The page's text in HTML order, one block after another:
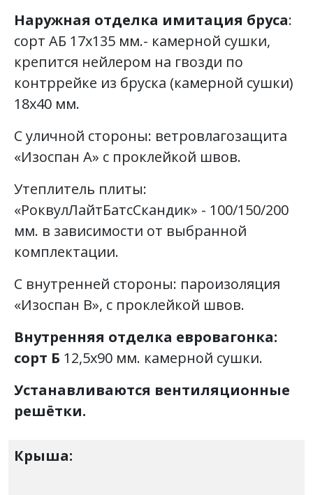
Наружная отделка имитация бруса:
сорт АБ 17х135 мм.- камерной сушки,
крепится нейлером на гвозди по
контррейке из бруска (камерной сушки)
18х40 мм.
С уличной стороны: ветровлагозащита
«Изоспан А» с проклейкой швов.
Утеплитель плиты:
«РоквулЛайтБатсСкандик» - 100/150/200
мм. в зависимости от выбранной
комплектации.
С внутренней стороны: пароизоляция
«Изоспан В», с проклейкой швов.
Внутренняя отделка евровагонка:
сорт Б 12,5х90 мм. камерной сушки.
Устанавливаются вентиляционные
решётки.
Крыша: